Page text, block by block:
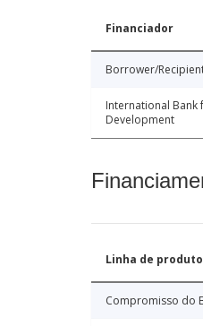
Financiador
Borrower/
International Bank
Development
Linha de
Compromisso do